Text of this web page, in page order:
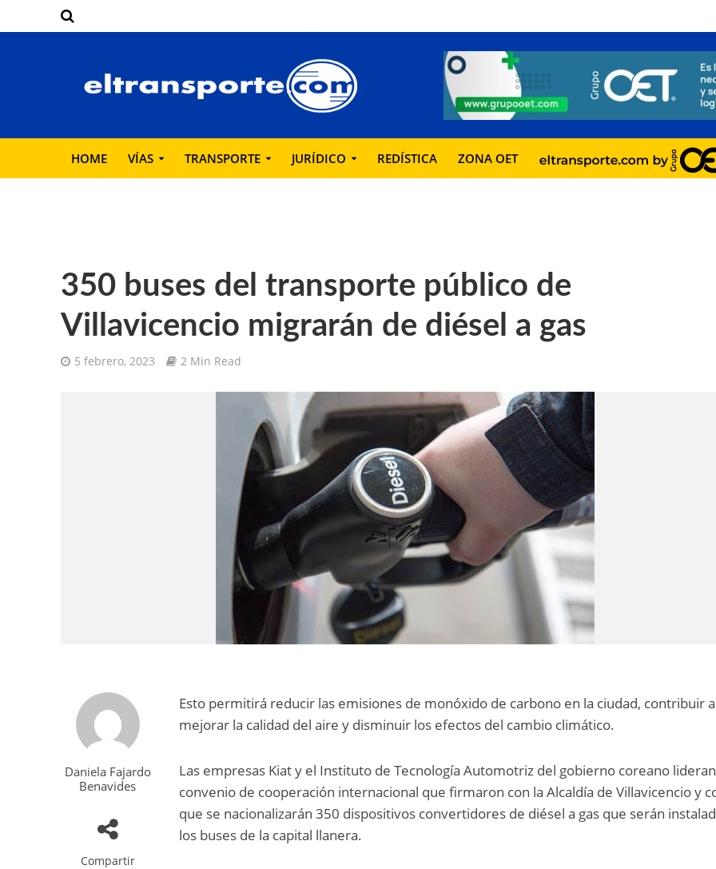
HOME VÍAS TRANSPORTE JURÍDICO REDÍSTICA ZONA OET
350 buses del transporte público de
Villavicencio migrarán de diésel a gas
5 febrero, 2023 2 Min Read
Daniela Fajardo
Benavides
Compartir
Esto permitirá reducir las emisiones de monóxido de carbono en la ciudad, contribuir a
mejorar la calidad del aire y disminuir los efectos del cambio climático.
Las empresas Kiat y el Instituto de Tecnología Automotriz del gobierno coreano
convenio de cooperación internacional que firmaron con la Alcaldía de Villavicencio y
que se nacionalizarán 350 dispositivos convertidores de diésel a gas que serán
los buses de la capital llanera.